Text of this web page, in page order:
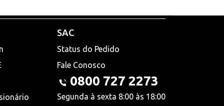
SAC
Status do Pedido
Fale Conosco
0800 727 2273
Segunda à sexta 8:00 às 18:00